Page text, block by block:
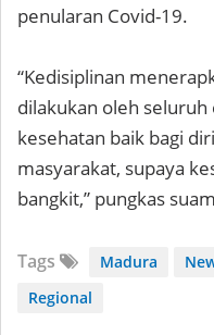
penularan Covid-19.
“Kedisiplinan
dilakukan oleh
kesehatan baik bagi
masyarakat, supaya
bangkit,” pungkas
Tags Madura
Regional